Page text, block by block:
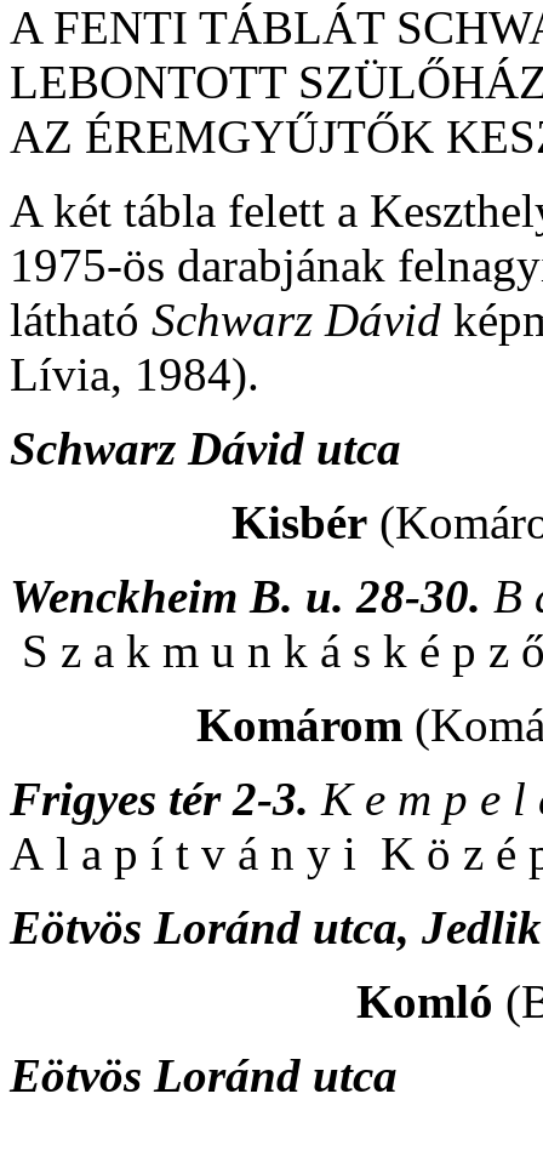
A FENTI TÁBLÁT
LEBONTOTT
AZ ÉREMGYŰJTŐK
A két tábla felett a
1975-ös darabjának
látható Schwarz Dávid
Lívia, 1984).
Schwarz Dávid utca
Kisbér
Wenckheim B. u. 28-30. B
S z a k m u n k á s k é p z
Komárom
Frigyes tér 2-3. K e m p e
A l a p í t v á n y i K ö z é
Eötvös Loránd utca,
Komló
Eötvös Loránd utca